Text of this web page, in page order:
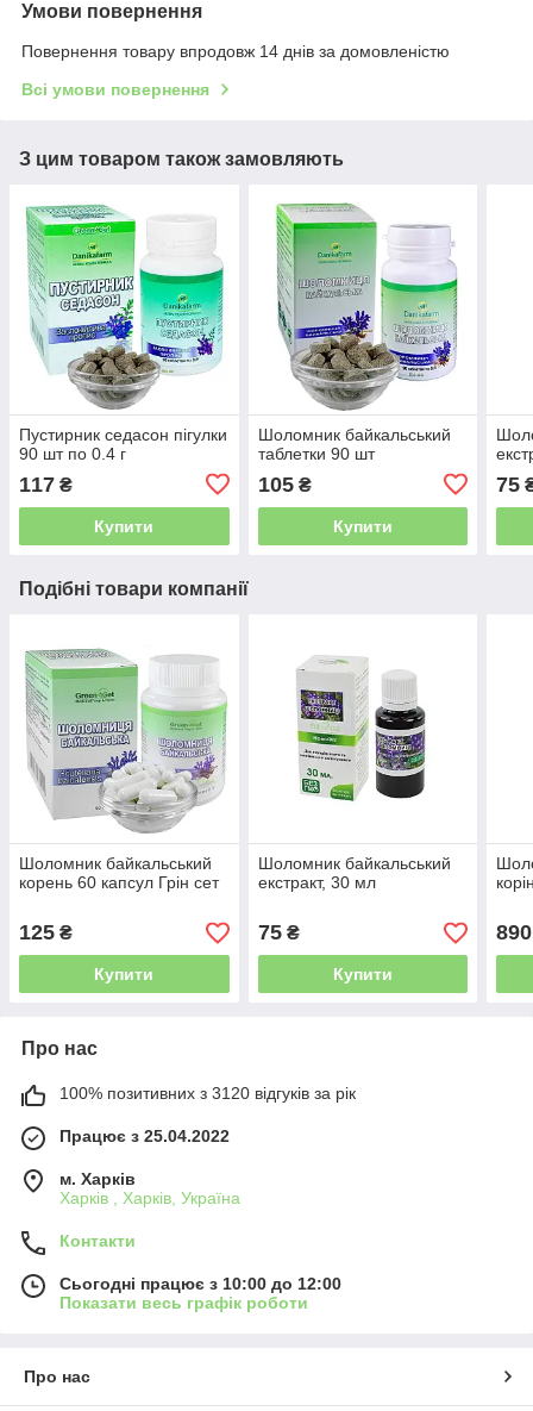
Умови повернення
Повернення товару впродовж 14 днів за домовленістю
Всі умови повернення
З цим товаром також замовляють
Пустирник седасон пігулки
90 шт по 0.4 г
117 ₴
Купити
Шоломник байкальський
таблетки 90 шт
105₴
Купити
75
Подібні товари компанії
Шоломник байкальський
корень 60 капсул Грін сет
125 ₴
Купити
Шоломник байкальський
екстракт, 30 мл
75₴
Купити
890
Про нас
100% позитивних з 3120 відгуків за рік
Працює з 25.04.2022
м. Харків
Харків , Харків, Україна
Контакти
Сьогодні працює з 10:00 до 12:00
Показати весь графік роботи
Про нас